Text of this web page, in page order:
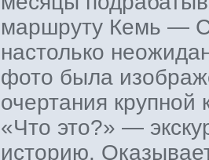
маршруту Кемь —
настолько
фото была
очертания
«Что это?» —
историю.